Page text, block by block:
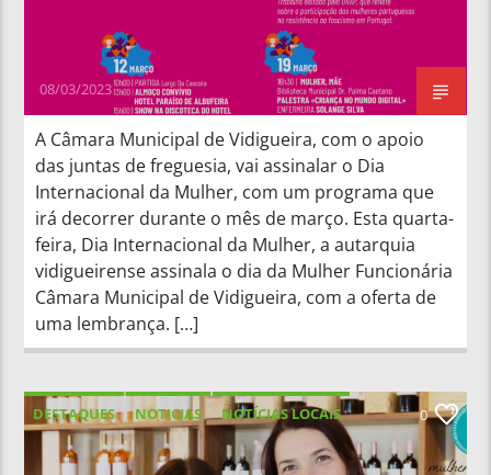
08/03/2023
A Câmara Municipal de Vidigueira, com o apoio
das juntas de freguesia, vai assinalar o Dia
Internacional da Mulher, com um programa que
irá decorrer durante o mês de março. Esta quarta-
feira, Dia Internacional da Mulher, a autarquia
vidigueirense assinala o dia da Mulher Funcionária
Câmara Municipal de Vidigueira, com a oferta de
uma lembrança. […]
DESTAQUES NOTICIAS
NOTÍCIAS LOCAIS
NOTÍCIAS NACIONAIS
0